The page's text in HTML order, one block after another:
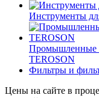
Инструменты
Промышленные
TEROSON
Фильтры и
Цены на сайте в